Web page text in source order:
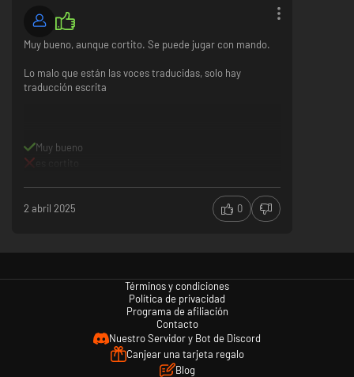
clave. En un mundo donde la astucia drena la vida de los incautos, el
conocimiento será tu mejor arma.
Muy bueno, aunque cortito. Se puede jugar con mando.
Lo malo que están las voces traducidas, solo hay
traducción escrita
Muy bueno
2 abril 2025 0
Términos y condiciones
Política de privacidad
Programa de afiliación
Contacto
Nuestro Servidor y Bot de Discord
Canjear una tarjeta regalo
Blog